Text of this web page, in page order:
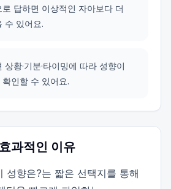
답하면 이상적인 자아보다 더
수 있어요.
황·기분·타이밍에 따라 성향이
인할 수 있어요.
과적인 이유
성향은?는 짧은 선택지를 통해